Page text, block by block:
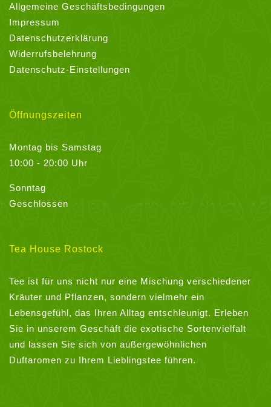
Allgemeine Geschäftsbedingungen
Impressum
Datenschutzerklärung
Widerrufsbelehrung
Datenschutz-Einstellungen
Öffnungszeiten
Montag bis Samstag
10:00 - 20:00 Uhr
Sonntag
Geschlossen
Tea House Rostock
Tee ist für uns nicht nur eine Mischung verschiedener
Kräuter und Pflanzen, sondern vielmehr ein
Lebensgefühl, das Ihren Alltag entschleunigt. Erleben
Sie in unserem Geschäft die exotische Sortenvielfalt
und lassen Sie sich von außergewöhnlichen
Duftaromen zu Ihrem Lieblingstee führen.